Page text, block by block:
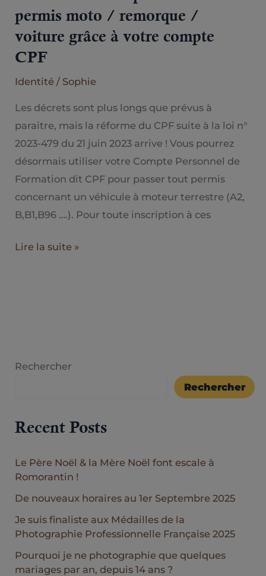
permis moto / remorque /
voiture grâce à votre compte
CPF
Identité / Sophie
Les décrets sont plus longs que prévus à
paraitre, mais la réforme du CPF suite à la loi n°
2023-479 du 21 juin 2023 arrive ! Vous pourrez
désormais utiliser votre Compte Personnel de
Formation dit CPF pour passer tout permis
concernant un véhicule à moteur terrestre (A2,
B,B1,B96 ….). Pour toute inscription à ces
d’identité
pour
votre
permis
moto
/
compte
CPF
Lire la suite »
Rechercher
Rechercher
Recent Posts
Le Père Noël & la Mère Noël font escale à
Romorantin !
De nouveaux horaires au 1er Septembre 2025
Je suis finaliste aux Médailles de la
Photographie Professionnelle Française 2025
Pourquoi je ne photographie que quelques
mariages par an, depuis 14 ans ?